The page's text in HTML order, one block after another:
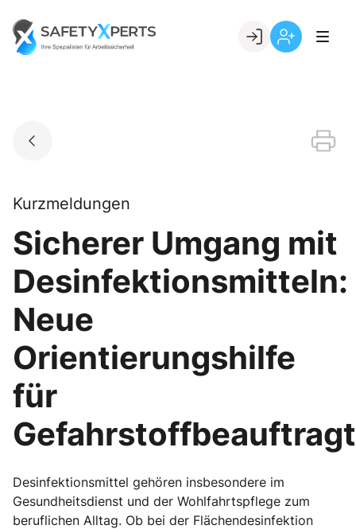
content
Go to landing page.
Kurzmeldungen
Sicherer Umgang mit
Desinfektionsmitteln:
Neue
Orientierungshilfe
für
Desinfektionsmittel gehören insbesondere im
Gesundheitsdienst und der Wohlfahrtspflege zum
beruflichen Alltag. Ob bei der Flächendesinfektion